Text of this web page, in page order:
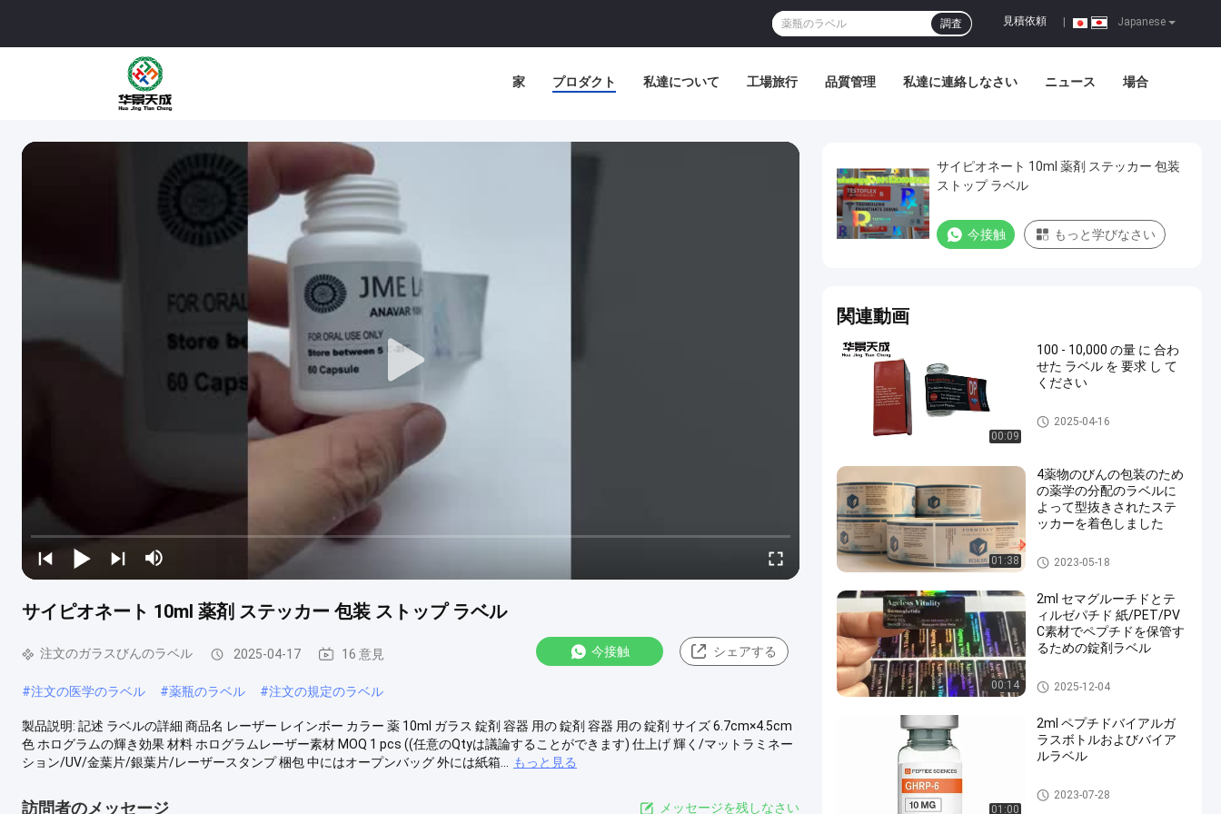
Japanese
見積依頼
調査
家 プロダクト 私達について 工場旅行 品質管理 私達に連絡しなさい ニュース 場合
サイピオネート 10ml 薬剤 ステッカー 包装 ストップ ラベル
注文のガラスびんのラベル 2025-04-17 16 意見 今接触 シェアする
#注文の医学のラベル #薬瓶のラベル #注文の規定のラベル
製品説明: 記述 ラベルの詳細 商品名 レーザー レインボー カラー 薬 10ml ガラス 錠剤 容器 用の 錠剤 容器 用の 錠剤 サイズ 6.7cm×4.5cm
色 ホログラムの輝き効果 材料 ホログラムレーザー素材 MOQ 1 pcs ((任意のQtyは議論することができます) 仕上げ 輝く/マットラミネー
ション/UV/金葉片/銀葉片/レーザースタンプ 梱包 中にはオープンバッグ 外には紙箱...
もっと見る
訪問者のメッセージ メッセージを残しなさい
サイピオネート 10ml 薬剤 ステッカー 包装
ストップ ラベル
今接触 もっと学びなさい
関連動画
00:09
100 - 10,000 の量 に 合わ
せた ラベル を 要求 し て
ください
注文のガラスびんのラベル
2025-04-16
01:38
4薬物のびんの包装のため
の薬学の分配のラベルに
よって型抜きされたステ
ッカーを着色しました
注文のガラスびんのラベル
2023-05-18
00:14
2ml セマグルーチドとテ
ィルゼパチド 紙/PET/PV
C素材でペプチドを保管す
るための錠剤ラベル
注文のガラスびんのラベル
2025-12-04
01:00
2ml ペプチドバイアルガ
ラスボトルおよびバイア
ルラベル
注文のガラスびんのラベル
2023-07-28